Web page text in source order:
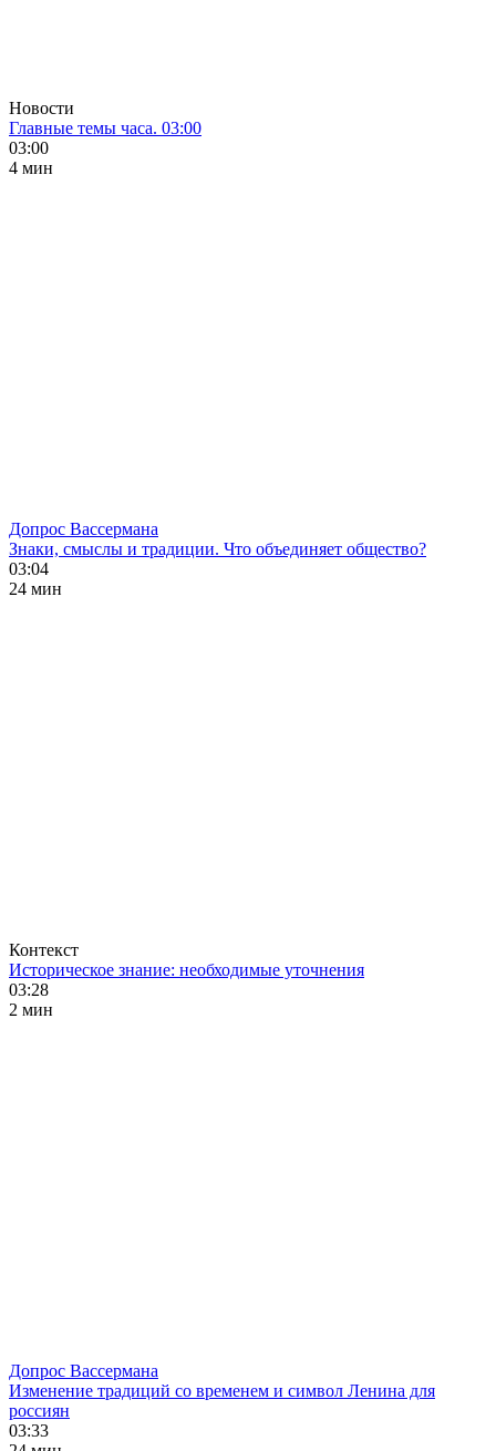
Новости
Главные темы часа. 03:00
03:00
4 мин
Допрос Вассермана
Знаки, смыслы и традиции. Что объединяет общество?
03:04
24 мин
Контекст
Историческое знание: необходимые уточнения
03:28
2 мин
Допрос Вассермана
Изменение традиций со временем и символ Ленина для
россиян
03:33